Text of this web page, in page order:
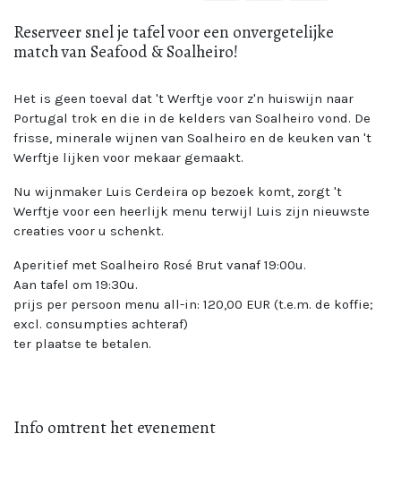
Reserveer snel je tafel voor een onvergetelijke
match van Seafood & Soalheiro!
Het is geen toeval dat 't Werftje voor z'n huiswijn naar
Portugal trok en die in de kelders van Soalheiro vond. De
frisse, minerale wijnen van Soalheiro en de keuken van 't
Werftje lijken voor mekaar gemaakt.
Nu wijnmaker Luis Cerdeira op bezoek komt, zorgt 't
Werftje voor een heerlijk menu terwijl Luis zijn nieuwste
creaties voor u schenkt.
Aperitief met Soalheiro Rosé Brut vanaf 19:00u.
Aan tafel om 19:30u.
prijs per persoon menu all-in: 120,00 EUR (t.e.m. de koffie;
excl. consumpties achteraf)
ter plaatse te betalen.
Info omtrent het evenement